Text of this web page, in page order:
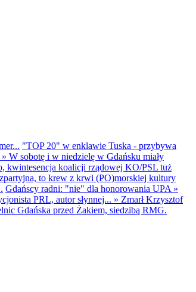
"TOP 20" w enklawie Tuska - przybywa
» W sobotę i w niedzielę w Gdańsku miały
kwintesencja koalicji rządowej KO/PSL tuż
to krew z krwi (PO)morskiej kultury
Gdańscy radni: "nie" dla honorowania UPA »
PRL, autor słynnej... » Zmarł Krzysztof
Gdańska przed Żakiem, siedzibą RMG.